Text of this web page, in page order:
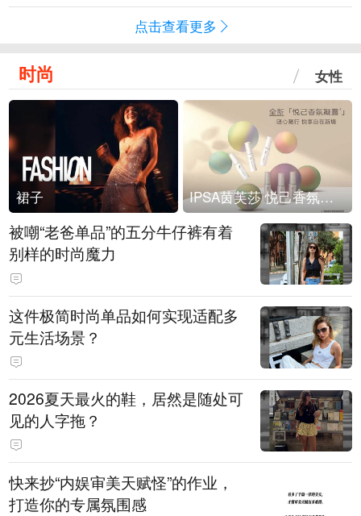
点击查看更多
时尚 女性
裙子 IPSA茵芙莎 悦己香氛凝露上市
被嘲“老爸单品”的五分牛仔裤有着
别样的时尚魔力
这件极简时尚单品如何实现适配多
元生活场景？
2026夏天最火的鞋，居然是随处可
见的人字拖？
快来抄“内娱审美天赋怪”的作业，
打造你的专属氛围感